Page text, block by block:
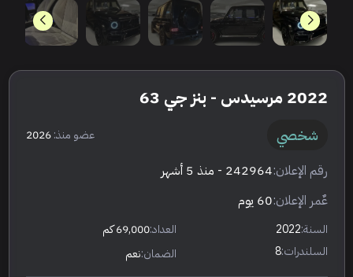
2022 مرسيدس - بنز جي 63
شخصي عضو منذ:2026
رقم الإعلان:242964 - منذ 5 أشهر
عٌمر الإعلان:60 يوم
السنة:2022 العداد:69,000 كم
السلندرات:8 الضمان:نعم